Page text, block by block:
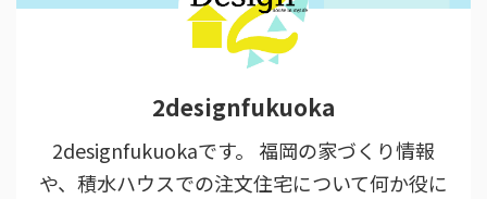
2designfukuoka
2designfukuokaです。 福岡の家づくり情報
や、積水ハウスでの注文住宅について何か役に